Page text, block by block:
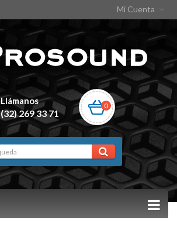
Mi Cuenta
Llámanos
(32) 269 33 71
0